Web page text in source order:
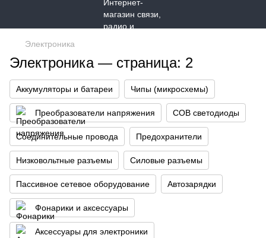
Электроника
Электроника — страница: 2
Аккумуляторы и батареи Чипы (микросхемы)
Преобразователи напряжения COB светодиоды
Соединительные провода Предохранители
Низковольтные разъемы Силовые разъемы
Пассивное сетевое оборудование Автозарядки
Фонарики и аксессуары
Аксессуары для электроники